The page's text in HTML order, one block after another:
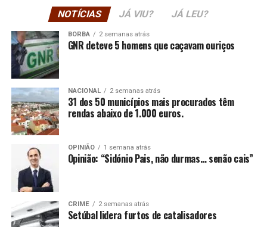
NOTÍCIAS JÁ VIU? JÁ LEU?
BORBA 2 semanas atrás
GNR deteve 5 homens que caçavam ouriços
NACIONAL 2 semanas atrás
31 dos 50 municípios mais procurados têm
rendas abaixo de 1.000 euros.
OPINIÃO 1 semana atrás
Opinião: “Sidónio Pais, não durmas… senão cais”
CRIME 2 semanas atrás
Setúbal lidera furtos de catalisadores